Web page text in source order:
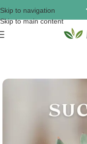
Skip to navigation
Skip to main content